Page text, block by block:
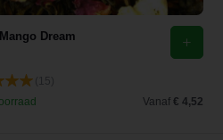
Dream
Vanaf € 4,52